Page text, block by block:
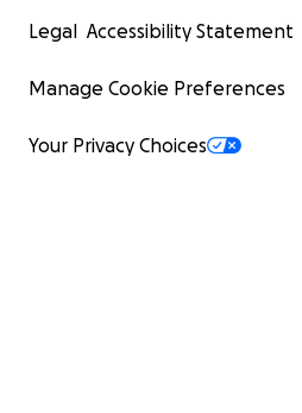
Legal Accessibility Statement
Manage Cookie Preferences
Your Privacy Choices